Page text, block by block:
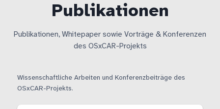
Publikationen
Publikationen, Whitepaper sowie Vorträge & Konferenzen
des OSxCAR-Projekts
Wissenschaftliche Arbeiten und Konferenzbeiträge des
OSxCAR-Projekts.